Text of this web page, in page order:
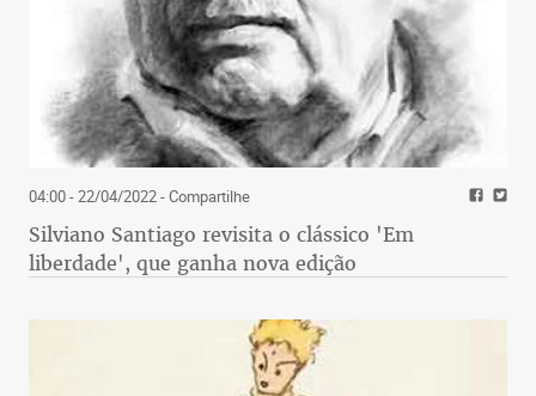
04:00 - 22/04/2022- Compartilhe
Silviano Santiago revisita o clássico 'Em
liberdade', que ganha nova edição